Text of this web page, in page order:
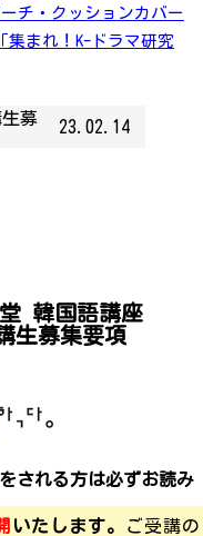
チ・クッションカバー
集まれ！K-ドラマ研究
募
23.02.14
韓国語講座
生募集要項
される方は必ずお読み
いたします。
ご受講の